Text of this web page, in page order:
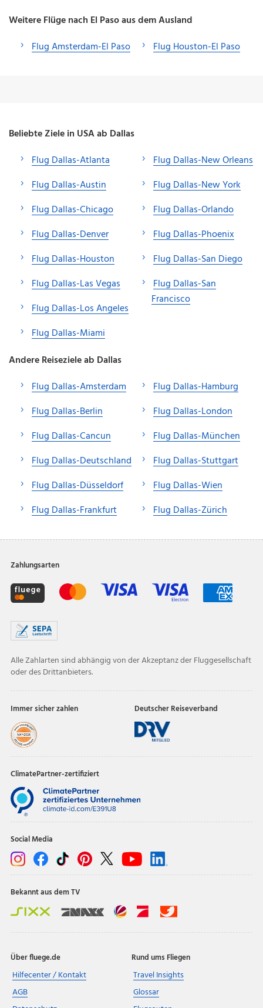
Weitere Flüge nach El Paso aus dem Ausland
Flug Amsterdam-El Paso
Flug Houston-El Paso
Beliebte Ziele in USA ab Dallas
Flug Dallas-Atlanta
Flug Dallas-Austin
Flug Dallas-Chicago
Flug Dallas-Denver
Flug Dallas-Houston
Flug Dallas-Las Vegas
Flug Dallas-Los Angeles
Flug Dallas-Miami
Flug Dallas-New Orleans
Flug Dallas-New York
Flug Dallas-Orlando
Flug Dallas-Phoenix
Flug Dallas-San Diego
Flug Dallas-San
Francisco
Andere Reiseziele ab Dallas
Flug Dallas-Amsterdam
Flug Dallas-Berlin
Flug Dallas-Cancun
Flug Dallas-Deutschland
Flug Dallas-Düsseldorf
Flug Dallas-Frankfurt
Flug Dallas-Hamburg
Flug Dallas-London
Flug Dallas-München
Flug Dallas-Stuttgart
Flug Dallas-Wien
Flug Dallas-Zürich